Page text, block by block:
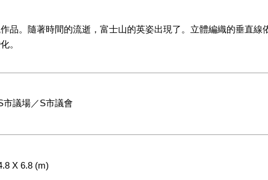
品。隨著時間的流逝，富士山的英姿出現了。立體編織的垂直線
。
市議場／S市議會
X 6.8 (m)